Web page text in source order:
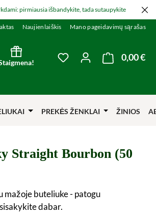
pirmiausia išbandykite, tada sutaupykite
Naujienlaiškis Mano pageidavimų sąrašas
You have 0 wishlist
0,00 €
PREKĖS ŽENKLAI ŽINIOS
Straight Bourbon (50
mažoje buteliuke - patogu
dabar.